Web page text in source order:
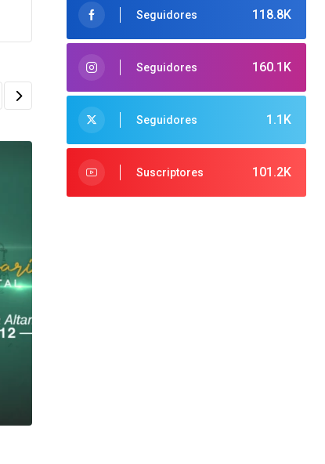
118.8K
Seguidores
160.1K
Seguidores
1.1K
Seguidores
101.2K
Suscriptores